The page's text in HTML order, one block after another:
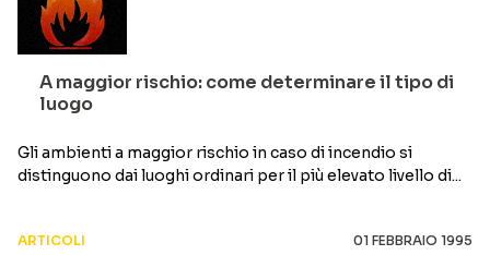
A maggior rischio: come determinare il tipo di
luogo
Gli ambienti a maggior rischio in caso di incendio si
distinguono dai luoghi ordinari per il più elevato livello di...
ARTICOLI 01 FEBBRAIO 1995